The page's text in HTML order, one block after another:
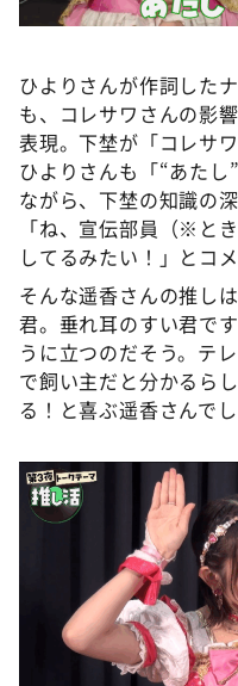
ひよりさんが作詞した
も、コレサワさんの影
表現。下埜が「コレサ
ひよりさんも「“あたし
ながら、下埜の知識の
「ね、宣伝部員（※と
してるみたい！」とコメ
そんな遥香さんの推し
君。垂れ耳のすい君で
うに立つのだそう。テ
で飼い主だと分かるら
る！と喜ぶ遥香さんでし